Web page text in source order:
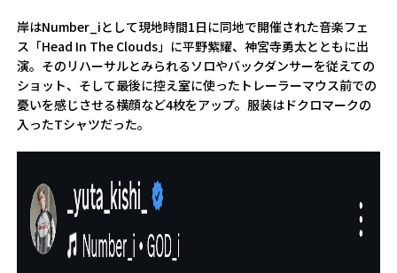
岸はNumber_iとして現地時間1日に同地で開催された音楽フェ
ス「Head In The Clouds」に平野紫耀、神宮寺勇太とともに出
演。そのリハーサルとみられるソロやバックダンサーを従えての
ショット、そして最後に控え室に使ったトレーラーマウス前での
憂いを感じさせる横顔など4枚をアップ。服装はドクロマークの
入ったTシャツだった。